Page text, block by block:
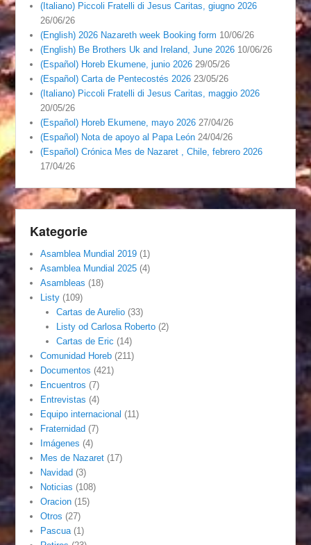
(Italiano) Piccoli Fratelli di Jesus Caritas, giugno 2026
26/06/26
(English) 2026 Nazareth week Booking form 10/06/26
(English) Be Brothers Uk and Ireland, June 2026 10/06/26
(Español) Horeb Ekumene, junio 2026 29/05/26
(Español) Carta de Pentecostés 2026 23/05/26
(Italiano) Piccoli Fratelli di Jesus Caritas, maggio 2026
20/05/26
(Español) Horeb Ekumene, mayo 2026 27/04/26
(Español) Nota de apoyo al Papa León 24/04/26
(Español) Crónica Mes de Nazaret , Chile, febrero 2026
17/04/26
Kategorie
Asamblea Mundial 2019 (1)
Asamblea Mundial 2025 (4)
Asambleas (18)
Listy (109)
Cartas de Aurelio(33)
Listy od Carlosa Roberto(2)
Cartas de Eric (14)
Comunidad Horeb (211)
Documentos (421)
Encuentros (7)
Entrevistas (4)
Equipo internacional (11)
Fraternidad (7)
Imágenes (4)
Mes de Nazaret (17)
Navidad (3)
Noticias (108)
Oracion (15)
Otros (27)
Pascua (1)